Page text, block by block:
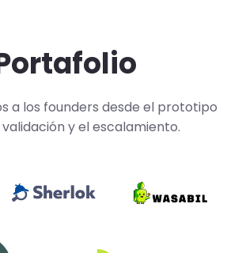
a los founders desde el prototipo
y el escalamiento.